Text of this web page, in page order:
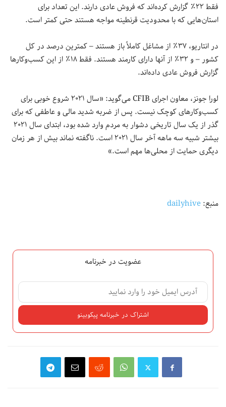
فقط ۲۲٪ گزارش كرده‌اند كه فروش عادی دارند. این تعداد برای
استان‌هایی که با محدودیت قرنطینه مواجه هستند حتی کمتر است.
در انتاریو، ۳۷٪ از مشاغل کاملاً باز هستند – کمترین درصد در کل
کشور – و ۳۲٪ از آنها دارای کارمند هستند. فقط ۱۸٪ از این کسب‌وکارها
گزارش فروش عادی داده‌اند.
لورا جونز، معاون اجرای CFIB می‌گوید: «سال ۲۰۲۱ شروع خوبی برای
کسب‌وکارهای کوچک نیست. پس از ضربه شدید مالی و عاطفی که برای
گذر از یک سال تاریخی دشوار به مردم وارد شده بود، ابتدای سال ۲۰۲۱
بیشتر شبیه سه ماهه آخر سال ۲۰۲۱ است. ناگفته نماند بیش از هر زمان
دیگری حمایت از محلی‌ها مهم است.»
منبع:dailyhive
عضویت در خبرنامه